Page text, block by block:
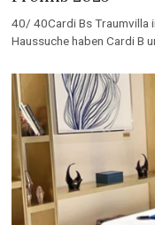
40/ 40Cardi Bs Traumvilla
Haussuche haben Cardi B